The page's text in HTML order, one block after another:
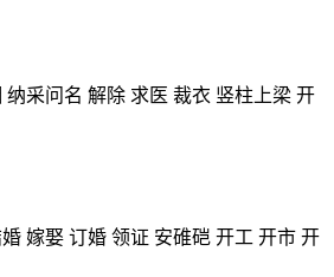
采问名 解除 求医 裁衣 竖柱上梁 开
嫁娶 订婚 领证 安碓硙 开工 开市 开